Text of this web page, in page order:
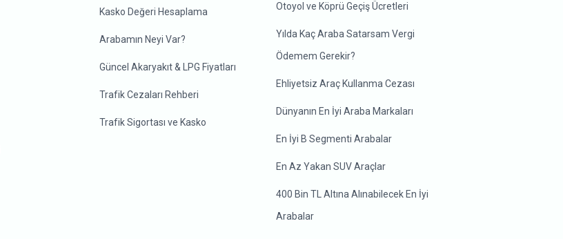
Kasko Değeri Hesaplama
Arabamın Neyi Var?
Güncel Akaryakıt & LPG Fiyatları
Trafik Cezaları Rehberi
Trafik Sigortası ve Kasko
Otoyol ve Köprü Geçiş Ücretleri
Yılda Kaç Araba Satarsam Vergi
Ödemem Gerekir?
Ehliyetsiz Araç Kullanma Cezası
Dünyanın En İyi Araba Markaları
En İyi B Segmenti Arabalar
En Az Yakan SUV Araçlar
400 Bin TL Altına Alınabilecek En İyi
Arabalar